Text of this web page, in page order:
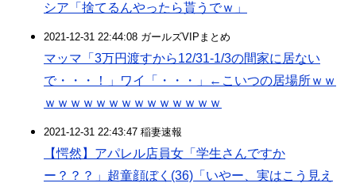
シア「捨てるんやったら貰うでｗ」
2021-12-31 22:44:08 ガールズVIPまとめ
マッマ「3万円渡すから12/31-1/3の間家に居ない
で・・・！」ワイ「・・・」←こいつの居場所ｗｗ
ｗｗｗｗｗｗｗｗｗｗｗｗｗｗ
2021-12-31 22:43:47 稲妻速報
【愕然】アパレル店員女「学生さんですか
ー？？？」超童顔ぼく(36)「いやー、実はこう見え